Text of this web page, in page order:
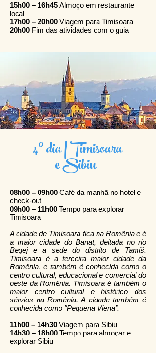
15h00 – 16h45 Almoço em restaurante
local
17h00 – 20h00 Viagem para Timisoara
20h00 Fim das atividades com o guia
4º dia | Timisoara
e Sibiu
08h00 – 09h00 Café da manhã no hotel e
check-out
09h00 – 11h00 Tempo para explorar
Timisoara
A cidade de Timisoara fica na Romênia e é
a maior cidade do Banat, deitada no rio
Begej e a sede do distrito de Tamiš.
Timisoara é a terceira maior cidade da
Romênia, e também é conhecida como o
centro cultural, educacional e comercial do
oeste da Romênia. Timisoara é também o
maior centro cultural e histórico dos
sérvios na Romênia. A cidade também é
conhecida como "Pequena Viena".
11h00 – 14h30 Viagem para Sibiu
14h30 – 18h00 Tempo para almoçar e
explorar Sibiu